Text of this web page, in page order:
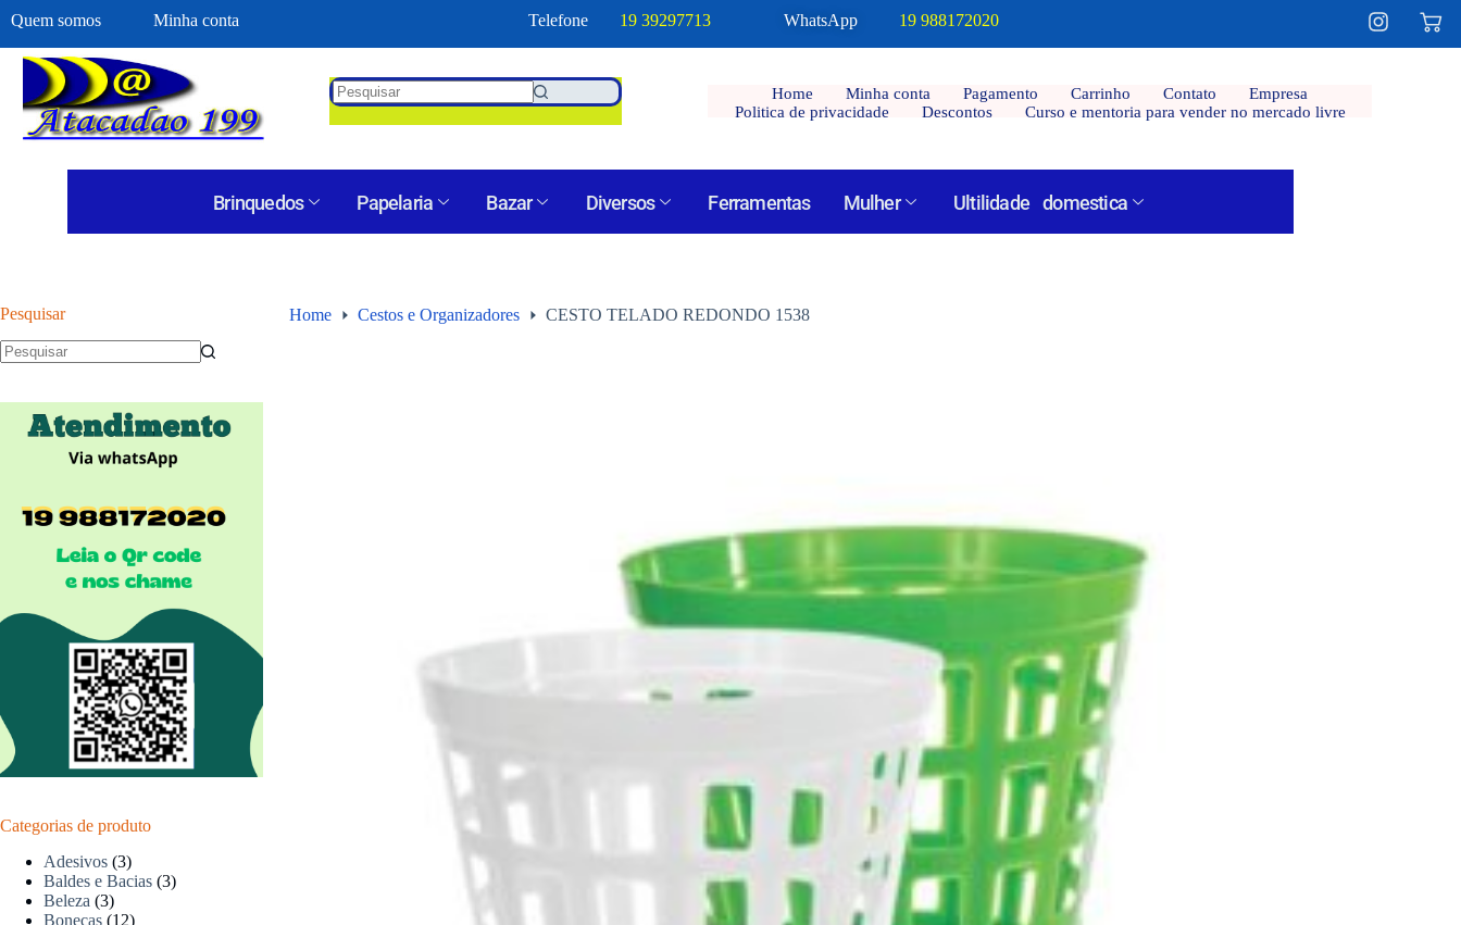
Quem somos Minha conta Telefone 19 39297713 WhatsApp 19 988172020
Home Minha conta Pagamento Carrinho Contato
Empresa
Politica de privacidade
Descontos Curso e mentoria para vender no mercado livre
Brinquedos Papelaria Bazar Diversos Ferramentas Mulher Ultilidade domestica
Home Cestos e Organizadores CESTO TELADO REDONDO 1538
Pesquisar
Categorias de produto
Adesivos (3)
Baldes e Bacias (3)
Beleza (3)
Bonecas (12)